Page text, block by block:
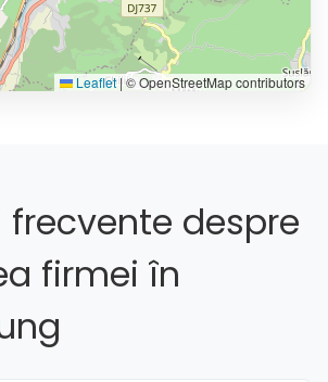
Leaflet |© OpenStreetMap contributors
despre
firmei în